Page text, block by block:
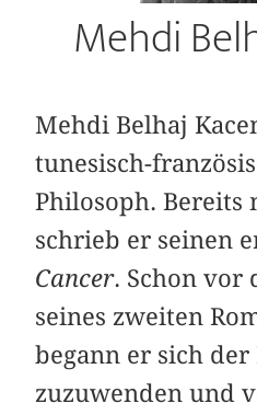
Mehdi
Mehdi Belhaj
tunesisch-
Philosoph. Bereits
schrieb er seinen
Cancer. Schon vor
seines zweiten
begann er sich
zuzuwenden und